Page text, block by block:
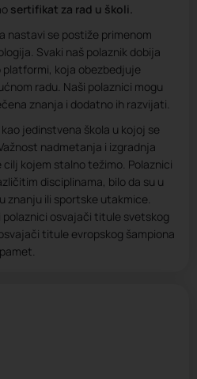
sertifikat za rad u školi.
nastavi se postiže primenom
Svaki naš polaznik dobija
platformi, koja obezbedjuje
radu. Naši polaznici mogu
znanja i dodatno ih razvijati.
jedinstvena škola u kojoj se
nadmetanja i izgradnja
kojem stalno težimo. Polaznici
disciplinama, bilo da su u
znanju ili sportske utakmice.
osvajači titule svetskog
titule evropskog šampiona